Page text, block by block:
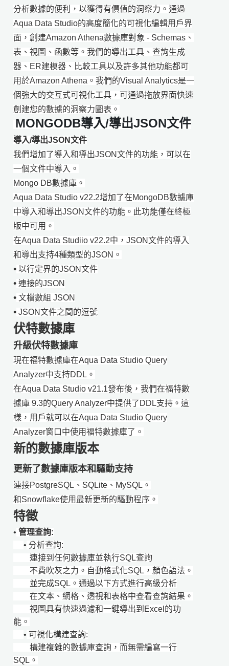
分析數據的便利，以獲得有價值的洞察力。通過
Aqua Data Studio的高度簡化的可視化編輯用戶界
面，創建Amazon Athena數據庫對象 - Schemas、
表、視圖、函數等。我們的導出工具、查詢生成
器、ER建模器、比較工具以及許多其他功能都可
用於Amazon Athena。我們的Visual Analytics是一
個強大的交互式可視化工具，可通過拖放界面快速
創建您的數據的洞察力圖表。
MONGODB導入/導出JSON文件
導入/導出JSON文件
我們增加了導入和導出JSON文件的功能，可以在
一個文件中導入。
Mongo DB數據庫。
Aqua Data Studio v22.2增加了在MongoDB數據庫
中導入和導出JSON文件的功能。此功能僅在終極
版中可用。
在Aqua Data Studiio v22.2中，JSON文件的導入
和導出支持4種類型的JSON。
• 以行定界的JSON文件
• 連接的JSON
• 文檔數組 JSON
• JSON文件之間的逗號
伏特數據庫
升級伏特數據庫
現在福特數據庫在Aqua Data Studio Query
Analyzer中支持DDL。
在Aqua Data Studio v21.1發布後，我們在福特數
據庫 9.3的Query Analyzer中提供了DDL支持。這
樣，用戶就可以在Aqua Data Studio Query
Analyzer窗口中使用福特數據庫了。
新的數據庫版本
​​​​​​更新了數據庫版本和驅動支持
連接PostgreSQL、SQLite、MySQL。
和Snowflake使用最新更新的驅動程序。
特徵
• 管理查詢:
• 分析查詢:
連接到任何數據庫並執行SQL查詢
不費吹灰之力。自動格式化SQL，顏色語法。
並完成SQL。通過以下方式進行高級分析
在文本、網格、透視和表格中查看查詢結果。
視圖具有快速過濾和一鍵導出到Excel的功
能。
• 可視化構建查詢:
構建複雜的數據庫查詢，而無需編寫一行
SQL。